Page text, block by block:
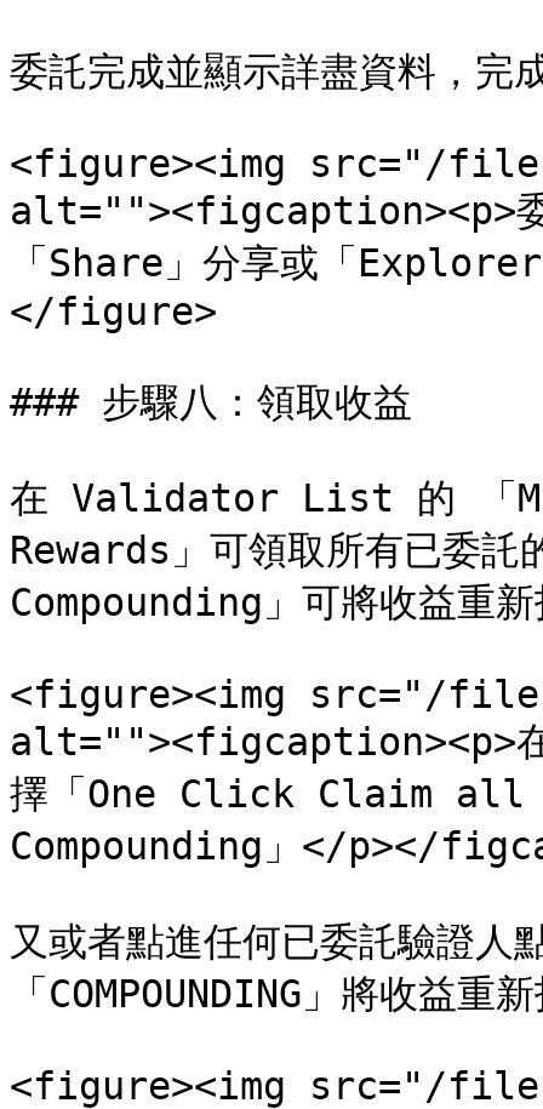
委託完成並顯示詳盡資料，完
<figure><img src="/
alt=""><figcaption><p>委
「Share」分享或「
</figure>
### 步驟八：領取收益
在 Validator List 的 「
Rewards」可領取所有已委
Compounding」可將收益重
<figure><img src="/files/
alt=""><figcaption><p>
擇「One Click Claim all
Compounding」</p></
又或者點進任何已委託驗證人
「COMPOUNDING」將收益
<figure><img src="/files/